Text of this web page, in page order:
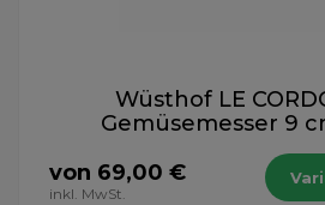
Wüsthof LE
Gemüsemesser 9
von 69,00 €
inkl. MwSt.